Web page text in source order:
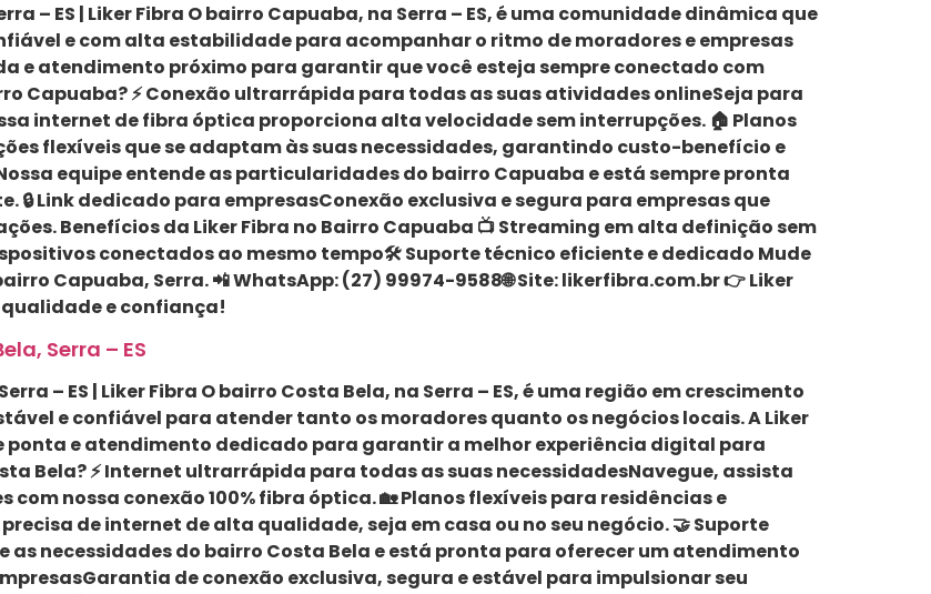
– ES | Liker Fibra O bairro Capuaba, na Serra – ES, é uma comunidade dinâmica que
e com alta estabilidade para acompanhar o ritmo de moradores e empresas
e atendimento próximo para garantir que você esteja sempre conectado com
Capuaba? ⚡ Conexão ultrarrápida para todas as suas atividades onlineSeja para
internet de fibra óptica proporciona alta velocidade sem interrupções. 🏠 Planos
flexíveis que se adaptam às suas necessidades, garantindo custo-benefício e
equipe entende as particularidades do bairro Capuaba e está sempre pronta
Link dedicado para empresasConexão exclusiva e segura para empresas que
Benefícios da Liker Fibra no Bairro Capuaba 📺 Streaming em alta definição sem
conectados ao mesmo tempo🛠 Suporte técnico eficiente e dedicado Mude
Capuaba, Serra. 📲 WhatsApp: (27) 99974-9588🌐 Site: likerfibra.com.br 👉 Liker
e confiança!
Serra – ES
– ES | Liker Fibra O bairro Costa Bela, na Serra – ES, é uma região em crescimento
e confiável para atender tanto os moradores quanto os negócios locais. A Liker
ponta e atendimento dedicado para garantir a melhor experiência digital para
Bela? ⚡ Internet ultrarrápida para todas as suas necessidadesNavegue, assista
nossa conexão 100% fibra óptica. 🏡 Planos flexíveis para residências e
de internet de alta qualidade, seja em casa ou no seu negócio. 🤝 Suporte
as necessidades do bairro Costa Bela e está pronta para oferecer um atendimento
de conexão exclusiva, segura e estável para impulsionar seu